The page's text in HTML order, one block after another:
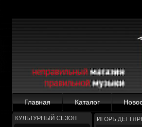
Главная Каталог
КУЛЬТУРНЫЙ СЕЗОН ИГОРЬ